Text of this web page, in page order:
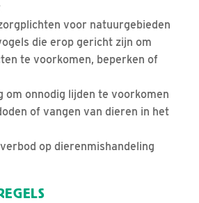
voor natuurgebieden
die erop gericht zijn om
te voorkomen, beperken of
om onnodig lijden te voorkomen
of vangen van dieren in het
op dierenmishandeling